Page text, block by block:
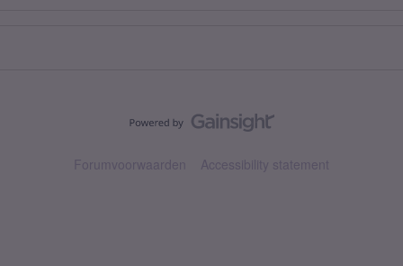
Forumvoorwaarden Accessibility statement